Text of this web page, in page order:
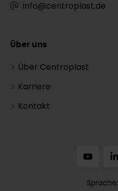
info@centroplast.de
Über uns
Über Centroplast
Karriere
Kontakt
Sprache: